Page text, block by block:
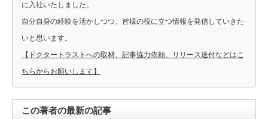
に入社いたしました。
自分自身の経験を活かしつつ、皆様の役に立つ情報を発信していきた
いと思います。
【ドクタートラストへの取材、記事協力依頼、リリース送付などはこ
ちらからお願いします】
この著者の最新の記事